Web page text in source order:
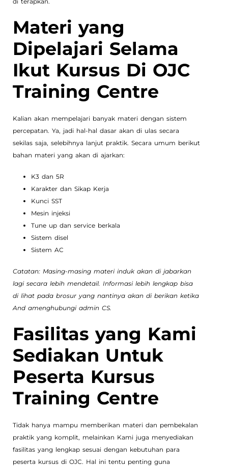
Materi yang
Dipelajari Selama
Ikut Kursus Di OJC
Training Centre
Kalian akan mempelajari banyak materi dengan sistem
percepatan. Ya, jadi hal-hal dasar akan di ulas secara
sekilas saja, selebihnya lanjut praktik. Secara umum berikut
bahan materi yang akan di ajarkan:
K3 dan 5R
Karakter dan Sikap Kerja
Kunci SST
Mesin injeksi
Tune up dan service berkala
Sistem disel
Sistem AC
Catatan: Masing-masing materi induk akan di jabarkan
lagi secara lebih mendetail. Informasi lebih lengkap bisa
di lihat pada brosur yang nantinya akan di berikan ketika
And amenghubungi admin CS.
Fasilitas yang Kami
Sediakan Untuk
Peserta Kursus
Training Centre
Tidak hanya mampu memberikan materi dan pembekalan
praktik yang komplit, melainkan Kami juga menyediakan
fasilitas yang lengkap sesuai dengan kebutuhan para
peserta kursus di OJC. Hal ini tentu penting guna